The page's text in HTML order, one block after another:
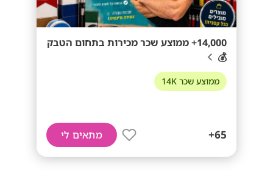
14,000+ ממוצע שכר מכירות בתחום הטבק
💰
ממוצע שכר 14K
65+ מתאים לי